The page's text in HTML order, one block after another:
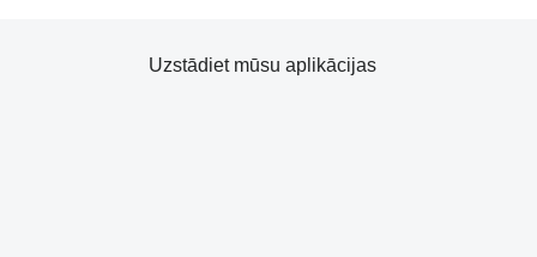
Uzstādiet mūsu aplikācijas